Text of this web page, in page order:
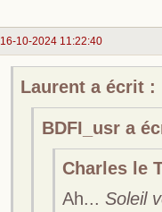
16-10-2024 11:22:40
Laurent a écrit :
BDFI_usr a
Charles le
Ah...Soleil